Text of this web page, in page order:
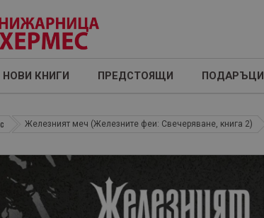
НОВИ КНИГИ ПРЕДСТОЯЩИ ПОДАРЪЦИ
Железният меч (Железните феи: Свечеряване, книга 2)